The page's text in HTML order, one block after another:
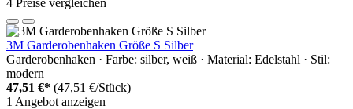
3M Garderobenhaken Größe S Silber
Garderobenhaken · Farbe: silber, weiß · Material: Edelstahl · Stil:
modern
47,51 €* (47,51 €/Stück)
1 Angebot anzeigen